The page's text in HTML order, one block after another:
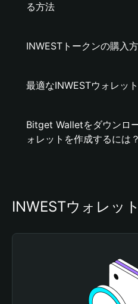
る方法
INWESTトークンの購入
最適なINWESTウォレッ
Bitget Walletをダウンロ
ォレットを作成するには？
INWESTウォレッ